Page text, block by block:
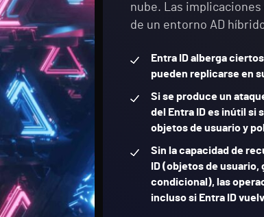
nube. Las
de un entorno AD
Entra ID alberga
pueden replicarse en
Si se produce un
del Entra ID es inútil si
objetos de usuario y
Sin la capacidad de
ID (objetos de
condicional), las
incluso si Entra ID